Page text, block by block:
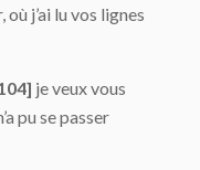
j’ai lu vos lignes
je veux vous
pu se passer